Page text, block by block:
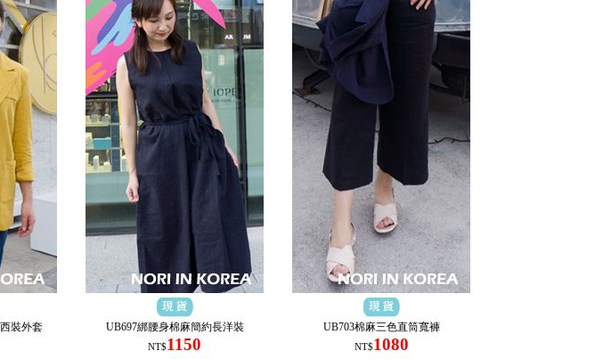
裝外套 UB697綁腰身棉麻簡約長洋裝
NT$1150
UB703棉麻三色直筒寬褲
NT$1080